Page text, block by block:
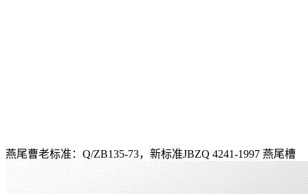
燕尾曹老标准：Q/ZB135-73，新标准JBZQ 4241-1997 燕尾槽